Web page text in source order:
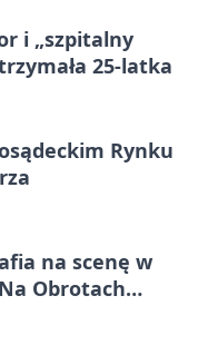
i „szpitalny
25-latka
Rynku
na scenę w
Obrotach